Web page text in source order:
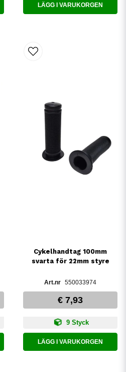
LÄGG I VARUKORGEN
Cykelhandtag 100mm
svarta för 22mm styre
550033974
€ 7,93
9 Styck
LÄGG I VARUKORGEN